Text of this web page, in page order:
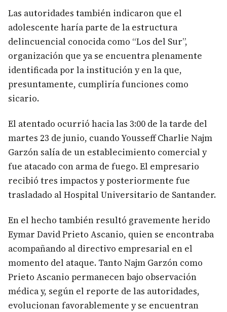
Las autoridades también indicaron que el
adolescente haría parte de la estructura
delincuencial conocida como “Los del Sur”,
organización que ya se encuentra plenamente
identificada por la institución y en la que,
presuntamente, cumpliría funciones como
sicario.
El atentado ocurrió hacia las 3:00 de la tarde del
martes 23 de junio, cuando Yousseff Charlie Najm
Garzón salía de un establecimiento comercial y
fue atacado con arma de fuego. El empresario
recibió tres impactos y posteriormente fue
trasladado al Hospital Universitario de Santander.
En el hecho también resultó gravemente herido
Eymar David Prieto Ascanio, quien se encontraba
acompañando al directivo empresarial en el
momento del ataque. Tanto Najm Garzón como
Prieto Ascanio permanecen bajo observación
médica y, según el reporte de las autoridades,
evolucionan favorablemente y se encuentran